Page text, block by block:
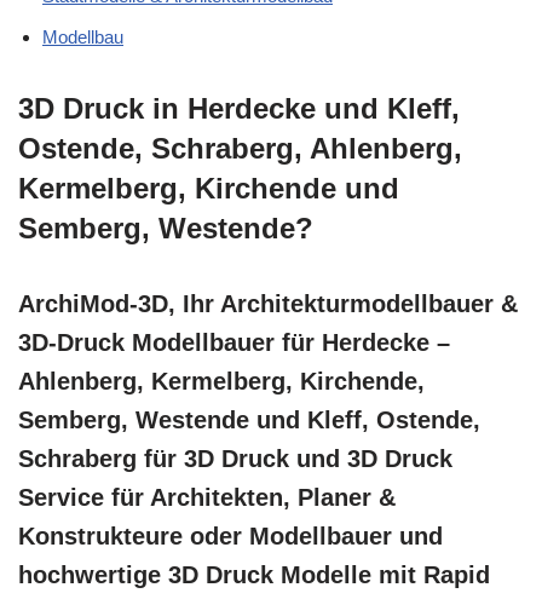
Modellbau
3D Druck in Herdecke und Kleff,
Ostende, Schraberg, Ahlenberg,
Kermelberg, Kirchende und
Semberg, Westende?
ArchiMod-3D, Ihr Architekturmodellbauer &
3D-Druck Modellbauer für Herdecke –
Ahlenberg, Kermelberg, Kirchende,
Semberg, Westende und Kleff, Ostende,
Schraberg für 3D Druck und 3D Druck
Service für Architekten, Planer &
Konstrukteure oder Modellbauer und
hochwertige 3D Druck Modelle mit Rapid